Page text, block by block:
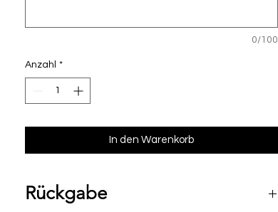
0/100
Anzahl *
In den Warenkorb
Rückgabe